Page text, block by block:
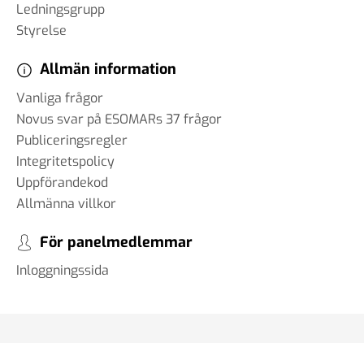
Ledningsgrupp
Styrelse
Allmän information
Vanliga frågor
Novus svar på ESOMARs 37 frågor
Publiceringsregler
Integritetspolicy
Uppförandekod
Allmänna villkor
För panelmedlemmar
Inloggningssida